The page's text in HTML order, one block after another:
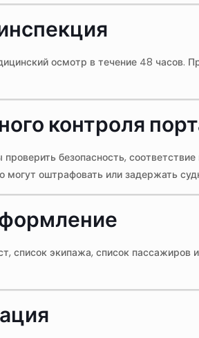
осмотр в течение 48 часов.
контроля
безопасность,
оштрафовать или задержать
список экипажа, список